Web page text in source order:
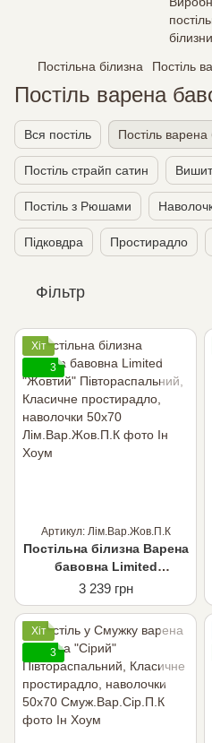
Постільна білизна Постіль
Постіль варена
Вся постіль Постіль варена
Постіль страйп сатин
Постіль з Рюшами
Підковдра Простирадло
Фільтр
Хіт
3
Артикул: Лім.Вар.Жов.П.К
Постільна білизна Варена
бавовна Limited
"Жовтий"
Півтораспальний,
Класичне простирадло,
наволочки 50х70
3 239 грн
Хіт
3